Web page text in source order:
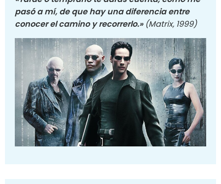
pasó a mí, de que hay una diferencia entre
conocer el camino y recorrerlo.» (Matrix, 1999)